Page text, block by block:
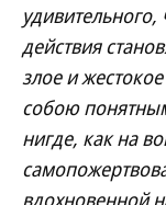
удивительного,
действия
злое и
собою
нигде, как на